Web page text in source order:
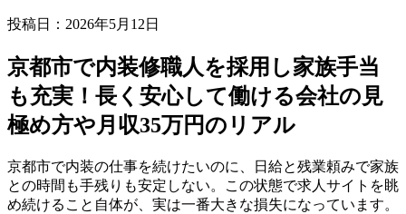
投稿日：2026年5月12日
京都市で内装修職人を採用し家族手当
も充実！長く安心して働ける会社の見
極め方や月収35万円のリアル
京都市で内装の仕事を続けたいのに、日給と残業頼みで家族
との時間も手残りも安定しない。この状態で求人サイトを眺
め続けること自体が、実は一番大きな損失になっています。